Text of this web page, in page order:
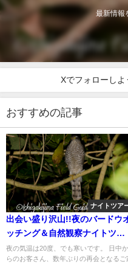
最新情報
Xでフォローしよ
おすすめの記事
ナイトツア
出会い盛り沢山!!夜のバードウ
ッチング＆自然観察ナイトツア
ー。
夜の気温は20度、でも寒いです。 日中か
らのお客さん、数年ぶりの再会となるご